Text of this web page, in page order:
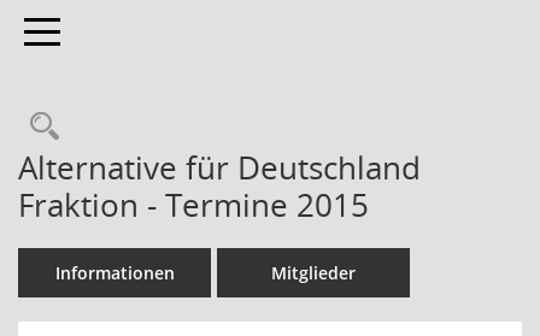
Toggle navigation
Rechercheauswahl
Alternative für Deutschland
Fraktion - Termine 2015
Informationen Mitglieder